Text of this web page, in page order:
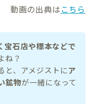
動画の出典はこちら
宝石店や標本などで
ね？
と、アメジストにア
鉱物が一緒になって